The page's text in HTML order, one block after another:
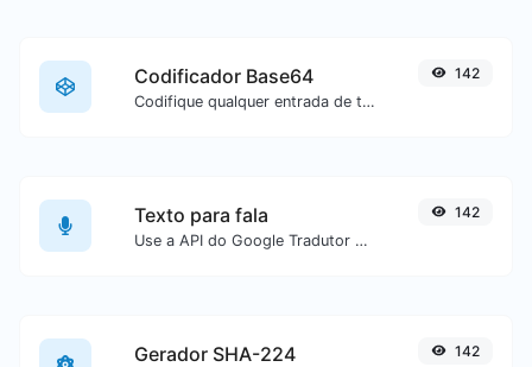
Codificador Base64
Codifique qualquer entrada de texto em Base64.
142
Texto para fala
Use a API do Google Tradutor para gerar áudio a partir de um texto.
142
Gerador SHA-224 142